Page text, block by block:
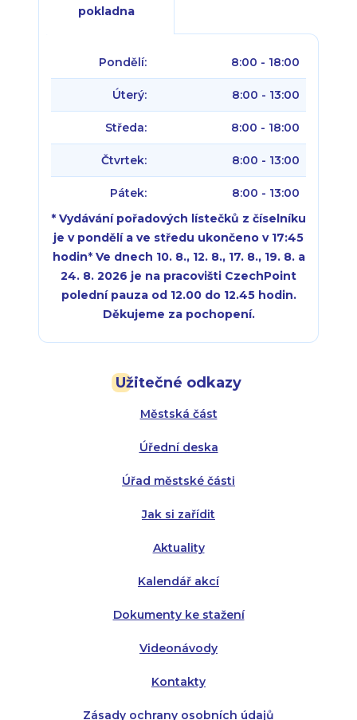
Užitečné odkazy
Městská část
Úřední deska
Úřad městské části
Jak si zařídit
Aktuality
Kalendář akcí
Dokumenty ke stažení
Videonávody
Kontakty
Zásady ochrany osobních údajů
pokladna
Pondělí: 8:00 - 18:00
Úterý: 8:00 - 13:00
Středa: 8:00 - 18:00
Čtvrtek: 8:00 - 13:00
Pátek:
8:00 - 13:00
* Vydávání pořadových lístečků z číselníku
je v pondělí a ve středu ukončeno v 17:45
hodin* Ve dnech 10. 8., 12. 8., 17. 8., 19. 8. a
24. 8. 2026 je na pracovišti CzechPoint
polední pauza od 12.00 do 12.45 hodin.
Děkujeme za pochopení.
Úterý:
Středa:
Čtvrtek:
Pátek:
Úterý:
Středa:
Čtvrtek: